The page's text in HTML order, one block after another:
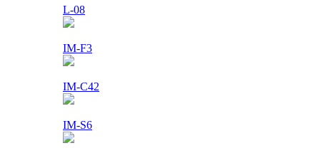
L-08
IM-F3
IM-C42
IM-S6